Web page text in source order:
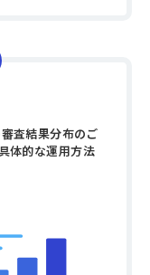
査結果分布のご
体的な運用方法